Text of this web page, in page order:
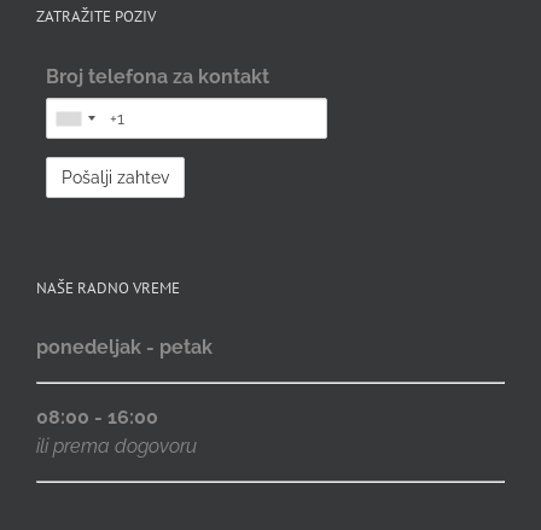
ZATRAŽITE POZIV
Broj telefona za kontakt
NAŠE RADNO VREME
ponedeljak - petak
08:00 - 16:00
ili prema dogovoru